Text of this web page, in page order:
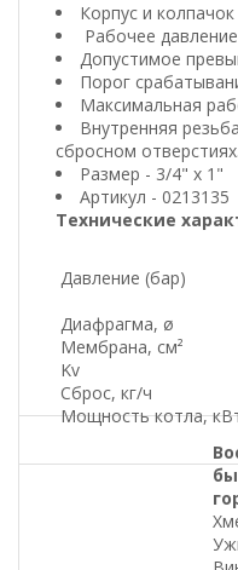
Корпус и колпачок
Рабочее
Допустимое
Порог
Максимальная
Внутренняя
сбросном отверстиях.
Размер - 3/4" х 1"
Артикул - 0213135
Технические
Давление (бар)
Диафрагма, ø
Мембрана, см²
Kv
Сброс, кг/ч
Мощность котла,